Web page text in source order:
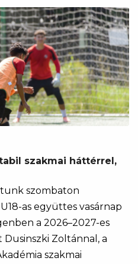
szakmai háttérrel,
szombaton
as együttes vasárnap
a 2026–2027-es
Zoltánnal, a
szakmai